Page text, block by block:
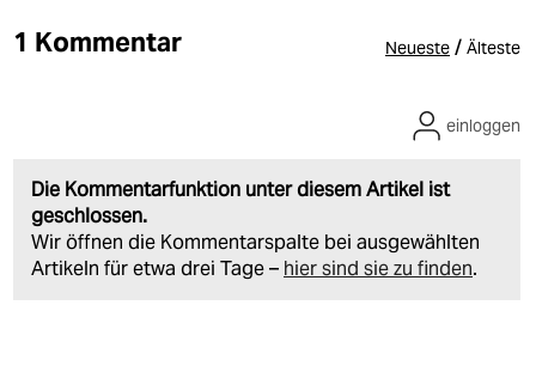
1 Kommentar Neueste / Älteste
Die Kommentarfunktion unter diesem Artikel ist
geschlossen.
Wir öffnen die Kommentarspalte bei ausgewählten
Artikeln für etwa drei Tage – hier sind sie zu finden.
einloggen